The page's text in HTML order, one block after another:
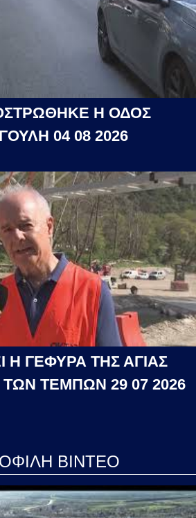
Η ΟΔΟΣ
04 08 2026
Η ΓΕΦΥΡΑ ΤΗΣ ΑΓΙΑΣ
ΤΕΜΠΩΝ 29 07 2026
ΒΙΝΤΕΟ